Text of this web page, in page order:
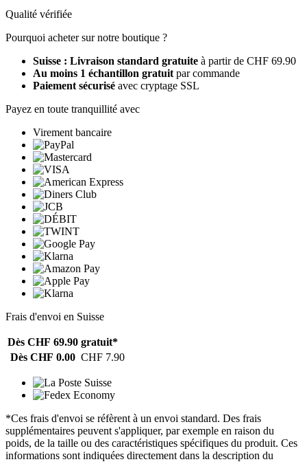
Qualité vérifiée
Pourquoi acheter sur notre boutique ?
Suisse : Livraison standard gratuite à partir de CHF 69.90
Au moins 1 échantillon gratuit par commande
Paiement sécurisé avec cryptage SSL
Payez en toute tranquillité avec
Virement bancaire
Frais d'envoi en Suisse
Dès CHF 69.90 gratuit*
Dès CHF 0.00 CHF 7.90
*Ces frais d'envoi se réfèrent à un envoi standard. Des frais
supplémentaires peuvent s'appliquer, par exemple en raison du
poids, de la taille ou des caractéristiques spécifiques du produit. Ces
informations sont indiquées directement dans la description du